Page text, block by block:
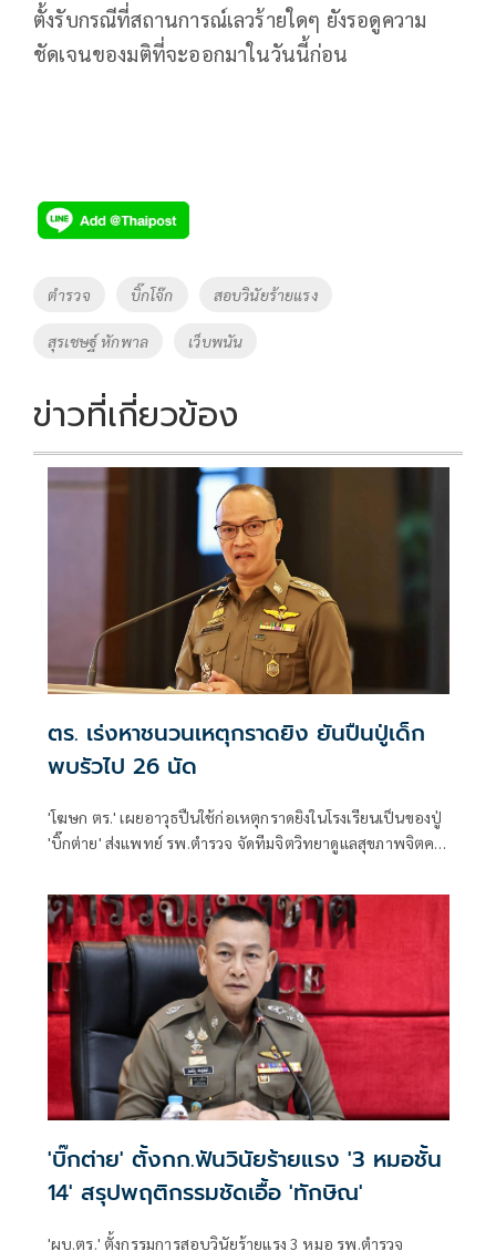
ตั้งรับกรณีที่สถานการณ์เลวร้ายใดๆ ยังรอดูความ
ชัดเจนของมติที่จะออกมาในวันนี้ก่อน
Tags
ตำรวจ บิ๊กโจ๊ก สอบวินัยร้ายแรง
สุรเชษฐ์ หักพาล เว็บพนัน
ข่าวที่เกี่ยวข้อง
ตร. เร่งหาชนวนเหตุกราดยิง ยันปืนปู่เด็ก
พบรัวไป 26 นัด
'โฆษก ตร.' เผยอาวุธปืนใช้ก่อเหตุกราดยิงในโรงเรียนเป็นของปู่
'บิ๊กต่าย' ส่งแพทย์ รพ.ตำรวจ จัดทีมจิตวิทยาดูแลสุขภาพจิตครู
'บิ๊กต่าย' ตั้งกก.ฟันวินัยร้ายแรง '3 หมอชั้น
14' สรุปพฤติกรรมชัดเอื้อ 'ทักษิณ'
'ผบ.ตร.' ตั้งกรรมการสอบวินัยร้ายแรง 3 หมอ รพ.ตำรวจ